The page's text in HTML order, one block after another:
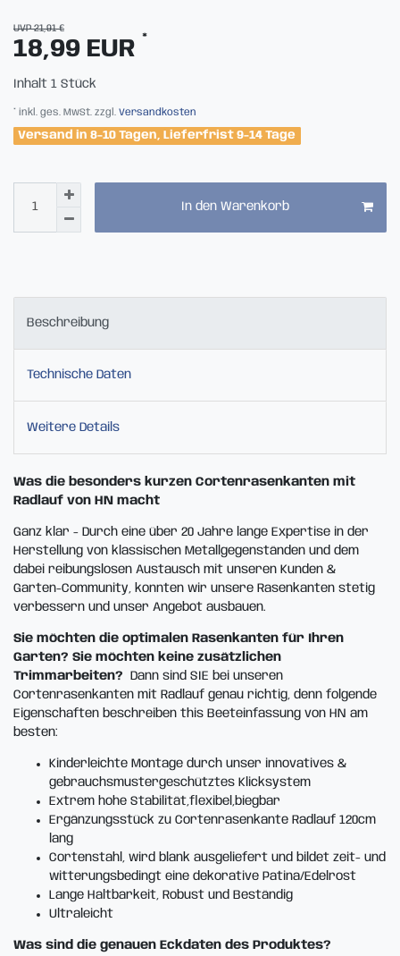
UVP 21,91 €
18,99 EUR *
Inhalt 1 Stück
* inkl. ges. MwSt. zzgl. Versandkosten
Versand in 8-10 Tagen, Lieferfrist 9-14 Tage
In den Warenkorb
Beschreibung
Technische Daten
Weitere Details
Was die besonders kurzen Cortenrasenkanten mit
Radlauf von HN macht
Ganz klar - Durch eine über 20 Jahre lange Expertise in der
Herstellung von klassischen Metallgegenständen und dem
dabei reibungslosen Austausch mit unseren Kunden &
Garten-Community, konnten wir unsere Rasenkanten stetig
verbessern und unser Angebot ausbauen.
Sie möchten die optimalen Rasenkanten für Ihren
Garten? Sie möchten keine zusätzlichen
Trimmarbeiten?
Dann sind SIE bei unseren
Cortenrasenkanten mit Radlauf genau richtig, denn folgende
Eigenschaften beschreiben this Beeteinfassung von HN am
besten:
Kinderleichte Montage durch unser innovatives &
gebrauchsmustergeschütztes Klicksystem
Extrem hohe Stabilität,flexibel,biegbar
Ergänzungsstück zu Cortenrasenkante Radlauf 120cm
lang
Cortenstahl, wird blank ausgeliefert und bildet zeit- und
witterungsbedingt eine dekorative Patina/Edelrost
Lange Haltbarkeit, Robust und Beständig
Ultraleicht
Was sind die genauen Eckdaten des Produktes?